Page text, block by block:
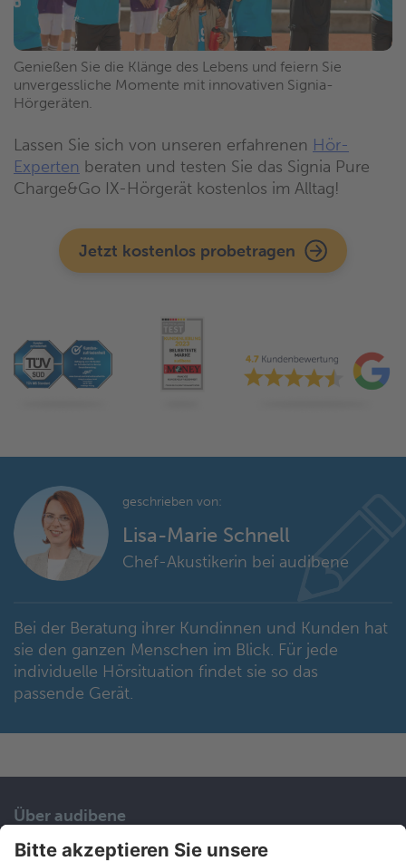
Genießen Sie die Klänge des Lebens und feiern Sie
unvergessliche Momente mit innovativen Signia-
Hörgeräten.
Lassen Sie sich von unseren erfahrenen Hör-
Experten beraten und testen Sie das Signia Pure
Charge&Go IX-Hörgerät kostenlos im Alltag!
Jetzt kostenlos probetragen
geschrieben von:
Lisa-Marie Schnell
Chef-Akustikerin bei audibene
Bei der Beratung ihrer Kundinnen und Kunden hat
sie den ganzen Menschen im Blick. Für jede
individuelle Hörsituation findet sie so das
passende Gerät.
Über audibene
Unser Service
Karriere